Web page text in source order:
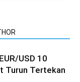
USD 10
Turun Tertekan